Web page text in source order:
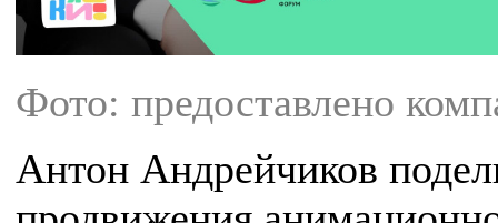
Фото: предоставлено
Антон Андрейчиков